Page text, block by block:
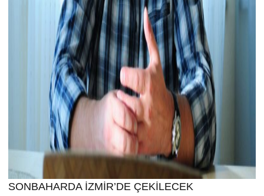
SONBAHARDA İZMİR’DE ÇEKİLECEK